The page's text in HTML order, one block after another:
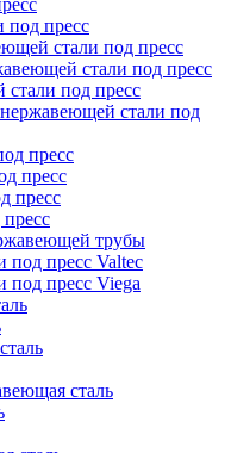
под пресс
стали под пресс
стали под пресс
под пресс
стали под
пресс
пресс
пресс
трубы
под пресс Valtec
под пресс Viega
сталь